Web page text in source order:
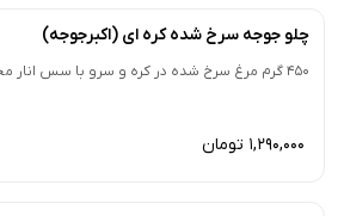
چلو جوجه سرخ شده کره ای (اکبرجوجه)
450 گرم مرغ سرخ شده در کره و سرو با سس انار مخصوص
1,290,000 تومان